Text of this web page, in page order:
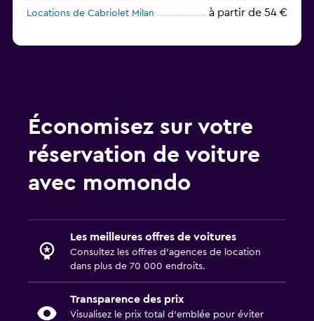
Locations de Cabriolet Milan à partir de 54 €
Économisez sur votre
réservation de voiture
avec momondo
Les meilleures offres de voitures
Consultez les offres d’agences de location
dans plus de 70 000 endroits.
Transparence des prix
Visualisez le prix total d’emblée pour éviter